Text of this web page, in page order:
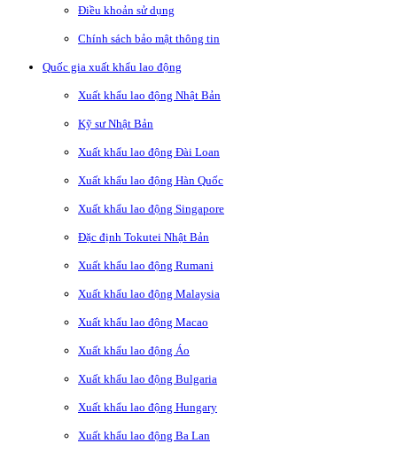
Điều khoản sử dụng
Chính sách bảo mật thông tin
Quốc gia xuất khẩu lao động
Xuất khẩu lao động Nhật Bản
Kỹ sư Nhật Bản
Xuất khẩu lao động Đài Loan
Xuất khẩu lao động Hàn Quốc
Xuất khẩu lao động Singapore
Đặc định Tokutei Nhật Bản
Xuất khẩu lao động Rumani
Xuất khẩu lao động Malaysia
Xuất khẩu lao động Macao
Xuất khẩu lao động Áo
Xuất khẩu lao động Bulgaria
Xuất khẩu lao động Hungary
Xuất khẩu lao động Ba Lan